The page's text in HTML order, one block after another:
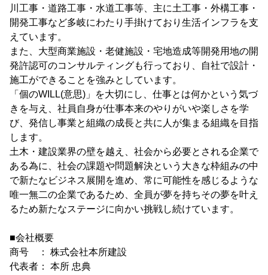
川工事・道路工事・水道工事等、主に土工事・外構工事・
開発工事など多岐にわたり手掛けており生活インフラを支
えています。
また、大型商業施設・老健施設・宅地造成等開発用地の開
発許認可のコンサルティングも行っており、自社で設計・
施工ができることを強みとしています。
「個のWILL(意思)」を大切にし、仕事とは何かという気づ
きを与え、社員自身が仕事本来のやりがいや楽しさを学
び、発信し事業と組織の成長と共に人が集まる組織を目指
します。
土木・建設業界の壁を越え、社会から必要とされる企業で
ある為に、社会の課題や問題解決という大きな枠組みの中
で新たなビジネス展開を進め、常に可能性を感じるような
唯一無二の企業であるため、全員が夢を持ちその夢を叶え
るため新たなステージに向かい挑戦し続けています。
■会社概要
商号 ： 株式会社本所建設
代表者： 本所 忠典